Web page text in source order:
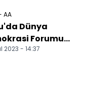
AA
Dünya
Forumu
başlayacak
2023 - 14:37